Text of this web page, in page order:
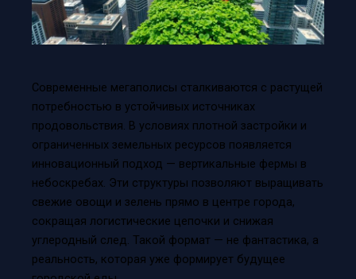
Современные мегаполисы сталкиваются с растущей
потребностью в устойчивых источниках
продовольствия. В условиях плотной застройки и
ограниченных земельных ресурсов появляется
инновационный подход — вертикальные фермы в
небоскребах. Эти структуры позволяют выращивать
свежие овощи и зелень прямо в центре города,
сокращая логистические цепочки и снижая
углеродный след. Такой формат — не фантастика, а
реальность, которая уже формирует будущее